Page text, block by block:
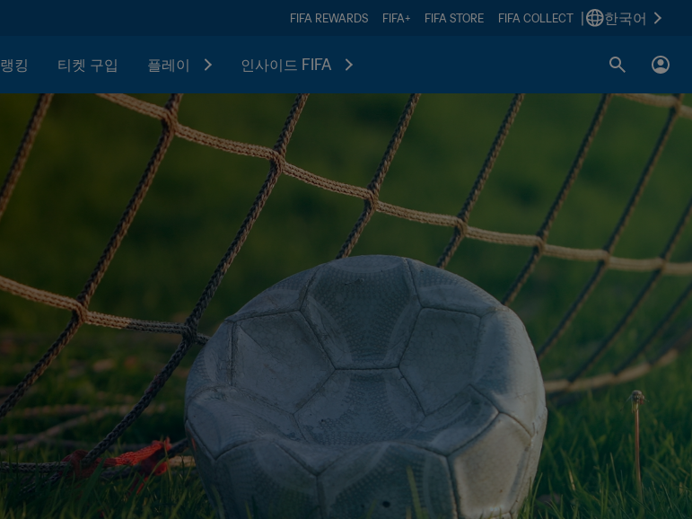
FIFA REWARDS FIFA+ FIFA STORE FIFA COLLECT 한국어
랭킹 티켓 구입 플레이 인사이드 FIFA